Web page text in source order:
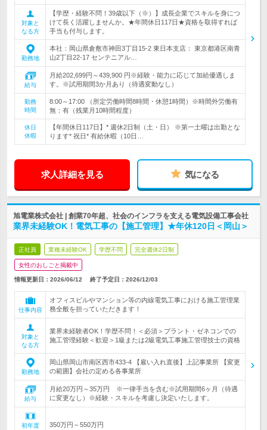
対象と
なる方
【学歴・経験不問！39歳以下（※）】成長企業でスキルを身につ
けて長く活躍しませんか。★年間休日117日★資格を取得すれば
手当も付与します。
勤務地
本社：岡山県倉敷市神田3丁目15-2 東日本支店： 東京都港区南青
山2丁目22-17 センテニアル…
給与
月給202,699円～439,900 円※経験・能力に応じて加給優遇しま
す。※試用期間3か月あり（待遇変動なし）
勤務
時間
8:00～17:00 （所定労働時間8時間・休憩1時間）※時間外労働有
無：有（残業月10時間程度）
休日
休暇
【年間休日117日】* 週休2日制（土・日） ※第一土曜は出勤とな
ります* 祝日* 有給休暇（10日…
求人詳細を見る 気になる
旭電業株式会社 | 創業70年超、社会のインフラを支える電気設備工事会社
業界未経験OK！電気工事の【施工管理】★年休120日＜岡山＞
正社員 業種未経験OK 学歴不問 完全週休2日制
女性のおしごと掲載中
情報更新日：2026/06/12 終了予定日： 2026/12/03
仕事内容
オフィスビルやマンション等の内線電気工事における施工管理業
務全般を担っていただきます！
対象と
なる方
業界未経験者OK！学歴不問！＜必須＞プラント・ゼネコンでの
施工管理経験＜歓迎＞1級または2級電気工事施工管理技士の資格
勤務地
岡山県岡山市南区西市433-4 【雇い入れ直後】上記事業所 【変更
の範囲】会社の定める各事業所
給与
月給20万円～35万円 ※一律手当を含む※試用期間6ヶ月（待遇
に変更なし）※経験・スキルを考慮し決定いたします。
初年度
350万円～550万円